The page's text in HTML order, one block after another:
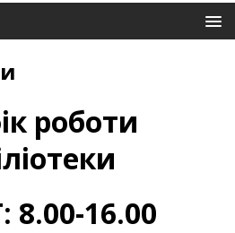
роботи
8.00-16.00